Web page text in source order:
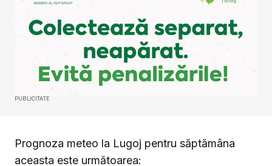
PUBLICITATE
Prognoza meteo la Lugoj pentru săptămâna
aceasta este următoarea: